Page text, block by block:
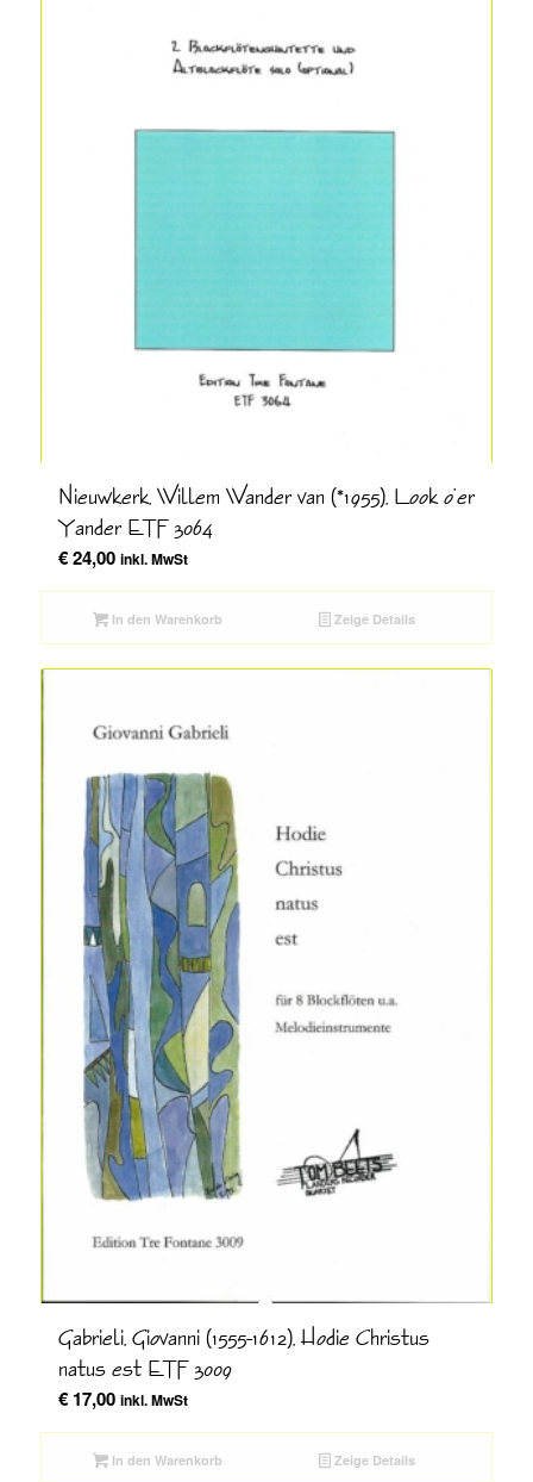
Nieuwkerk, Willem Wander van (*1955), Look o’er
Yander ETF 3064
€24,00 inkl. MwSt
In den Warenkorb Zeige Details
Gabrieli, Giovanni (1555-1612), Hodie Christus
natus est ETF 3009
€17,00 inkl. MwSt
In den Warenkorb Zeige Details